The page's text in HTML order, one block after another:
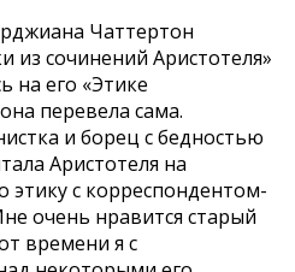
Чаттертон
из сочинений Аристотеля»
на его «Этике
перевела сама.
и борец с бедностью
Аристотеля на
этику с корреспондентом-
очень нравится старый
времени я с